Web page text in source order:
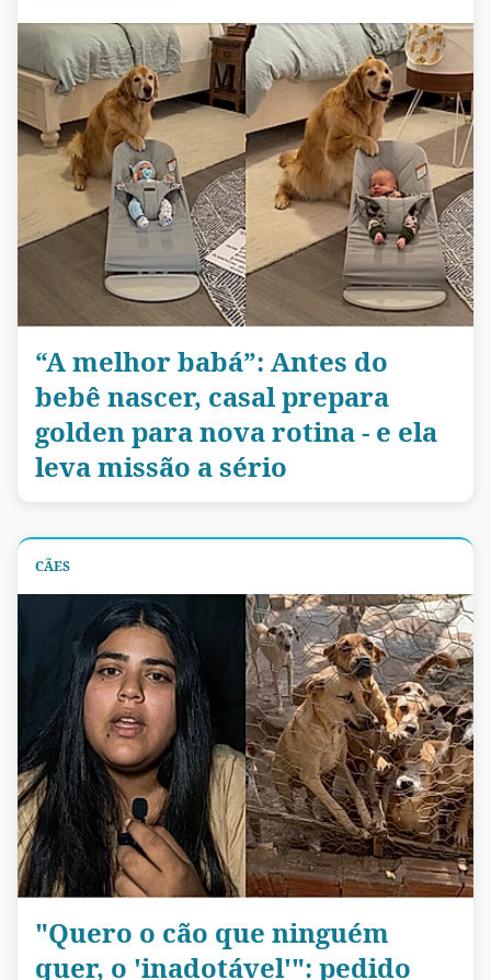
“A melhor babá”: Antes do
bebê nascer, casal prepara
golden para nova rotina - e ela
leva missão a sério
CÃES
"Quero o cão que ninguém
quer, o 'inadotável'": pedido